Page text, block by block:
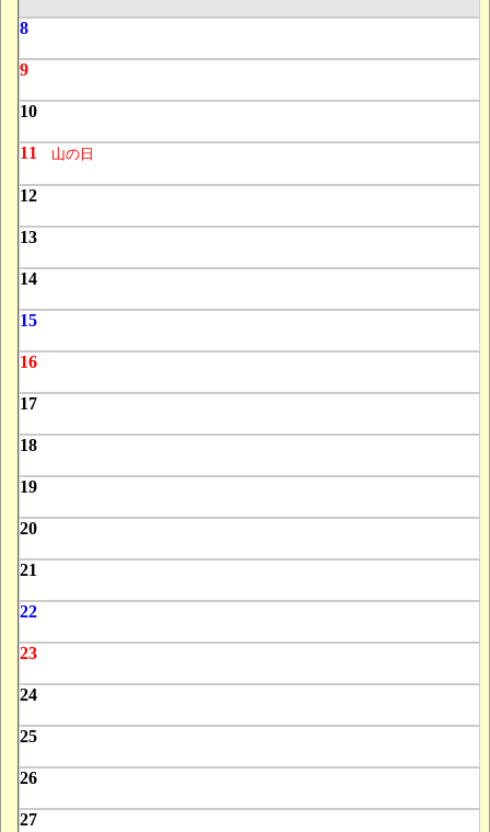
8
9
10
11 山の日
12
13
14
15
16
17
18
19
20
21
22
23
24
25
26
27